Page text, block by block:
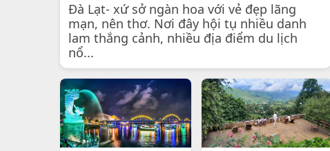
Đà Lạt- xứ sở ngàn hoa với vẻ đẹp lãng
mạn, nên thơ. Nơi đây hội tụ nhiều danh
lam thắng cảnh, nhiều địa điểm du lịch
nổ...